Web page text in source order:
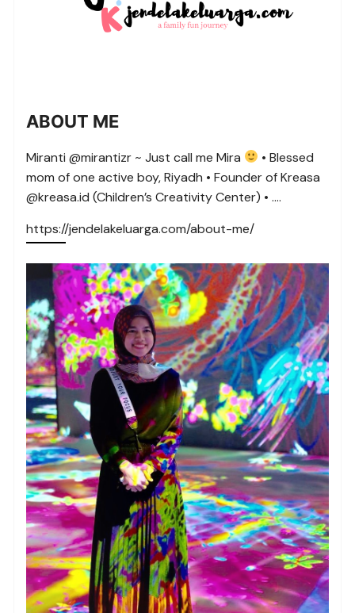
ABOUT ME
Miranti @mirantizr ~ Just call me Mira
• Blessed
mom of one active boy, Riyadh • Founder of Kreasa
@kreasa.id (Children’s Creativity Center) • ….
https://jendelakeluarga.com/about-me/